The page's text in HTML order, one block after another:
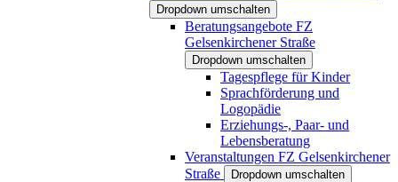
Dropdown umschalten
Beratungsangebote FZ
Gelsenkirchener Straße
Dropdown umschalten
Tagespflege für Kinder
Sprachförderung und
Logopädie
Erziehungs-, Paar- und
Lebensberatung
Veranstaltungen FZ Gelsenkirchener
Straße
Dropdown umschalten